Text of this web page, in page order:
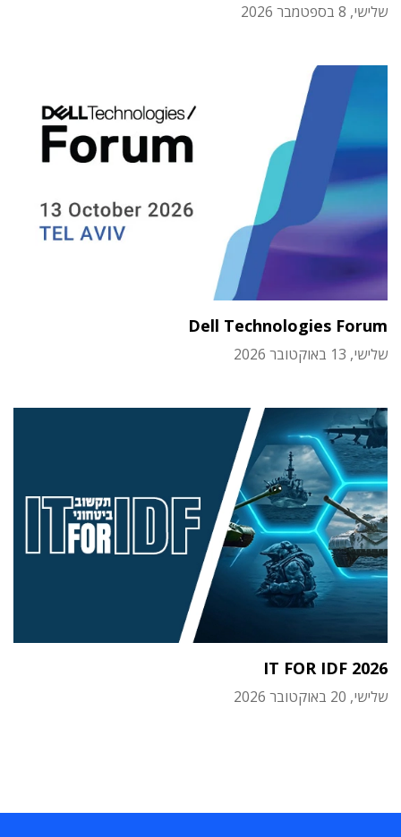
שלישי, 8 בספטמבר 2026
Dell Technologies Forum
שלישי, 13 באוקטובר 2026
IT FOR IDF 2026
שלישי, 20 באוקטובר 2026